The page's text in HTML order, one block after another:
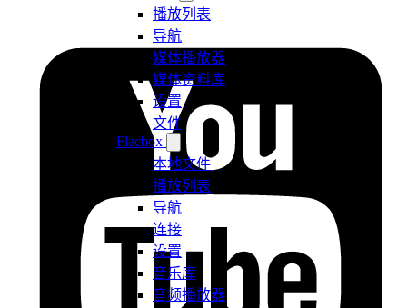
播放列表
导航
媒体播放器
媒体资料库
设置
文件
Flacbox
本地文件
播放列表
导航
连接
设置
音乐库
音频播放器